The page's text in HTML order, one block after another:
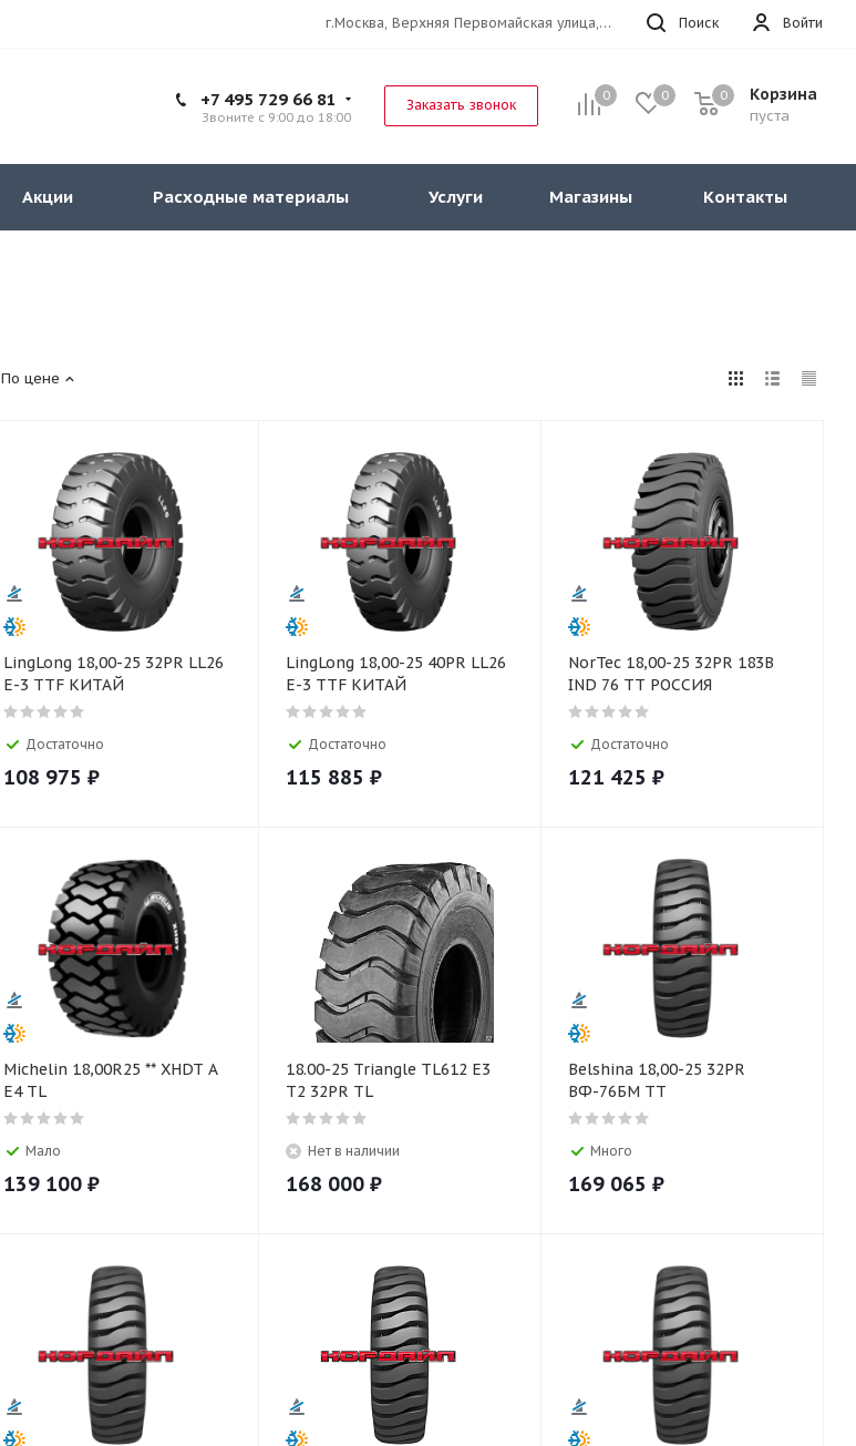
Войти
Поиск
г.Москва, Верхняя Первомайская улица, 47к11 офис 214
0 0 Корзина
пуста
0
+7 495 729 66 81
Звоните с 9:00 до 18:00
Заказать звонок
Акции Расходные материалы Услуги Магазины Контакты
По цене
LingLong 18,00-25 32PR LL26
E-3 TTF КИТАЙ
Достаточно
108 975 ₽
LingLong 18,00-25 40PR LL26
E-3 TTF КИТАЙ
Достаточно
115 885 ₽
NorTec 18,00-25 32PR 183B
IND 76 TT РОССИЯ
Достаточно
121 425 ₽
Michelin 18,00R25 ** XHDT A
E4 TL
Мало
139 100 ₽
18.00-25 Triangle TL612 E3
T2 32PR TL
Нет в наличии
168 000 ₽
Belshina 18,00-25 32PR
ВФ-76БМ TT
Много
169 065 ₽